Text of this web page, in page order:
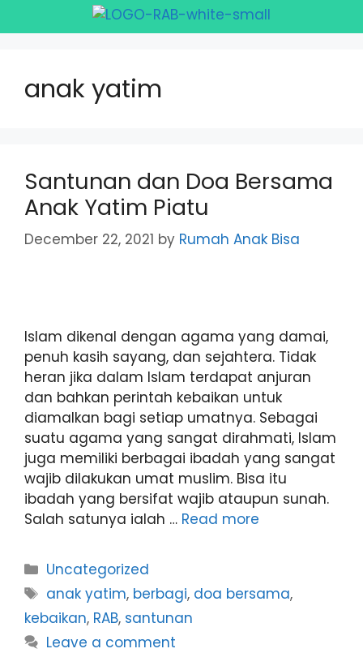
anak yatim
Santunan dan Doa Bersama
Anak Yatim Piatu
December 22, 2021 by Rumah Anak Bisa
Islam dikenal dengan agama yang damai,
penuh kasih sayang, dan sejahtera. Tidak
heran jika dalam Islam terdapat anjuran
dan bahkan perintah kebaikan untuk
diamalkan bagi setiap umatnya. Sebagai
suatu agama yang sangat dirahmati, Islam
juga memiliki berbagai ibadah yang sangat
wajib dilakukan umat muslim. Bisa itu
ibadah yang bersifat wajib ataupun sunah.
Salah satunya ialah … Read more
Uncategorized
anak yatim, berbagi, doa bersama,
kebaikan, RAB, santunan
Leave a comment